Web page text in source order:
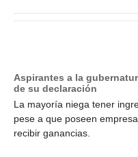
Aspirantes a la
de su declaración
La mayoría niega tener
pese a que poseen
recibir ganancias.